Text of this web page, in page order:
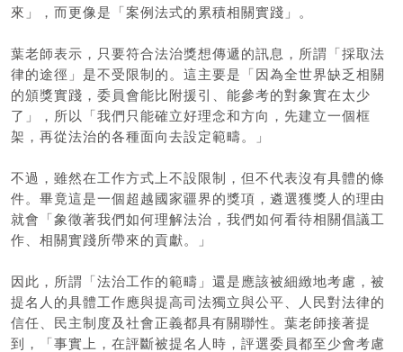
來」，而更像是「案例法式的累積相關實踐」。
葉老師表示，只要符合法治獎想傳遞的訊息，所謂「採取法
律的途徑」是不受限制的。這主要是「因為全世界缺乏相關
的頒獎實踐，委員會能比附援引、能參考的對象實在太少
了」，所以「我們只能確立好理念和方向，先建立一個框
架，再從法治的各種面向去設定範疇。」
不過，雖然在工作方式上不設限制，但不代表沒有具體的條
件。畢竟這是一個超越國家疆界的獎項，遴選獲獎人的理由
就會「象徵著我們如何理解法治，我們如何看待相關倡議工
作、相關實踐所帶來的貢獻。」
因此，所謂「法治工作的範疇」還是應該被細緻地考慮，被
提名人的具體工作應與提高司法獨立與公平、人民對法律的
信任、民主制度及社會正義都具有關聯性。葉老師接著提
到，「事實上，在評斷被提名人時，評選委員都至少會考慮